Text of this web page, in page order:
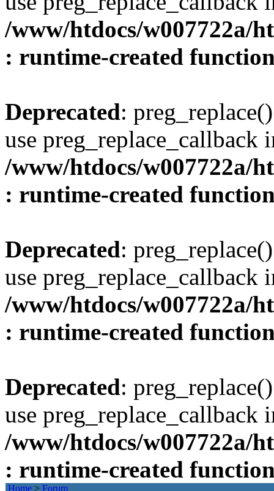
/www/htdocs/w007722a/
: runtime-created
Deprecated:
use preg_replace_callback
/www/htdocs/w007722a/
: runtime-created
Deprecated:
use preg_replace_callback
/www/htdocs/w007722a/
: runtime-created
Deprecated:
use preg_replace_callback
/www/htdocs/w007722a/
: runtime-created
Home > Forum